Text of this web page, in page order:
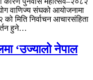
वाणिज्य संघको आयोजनामा
मिति निर्वाचन आचारसंहिता
हुने…
‘उज्यालो नेपाल